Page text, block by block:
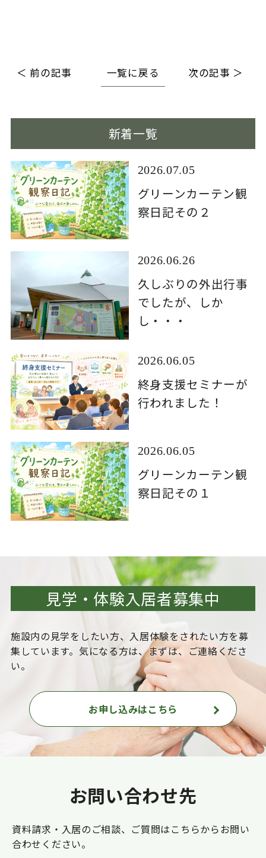
＜ 前の記事 一覧に戻る 次の記事 ＞
新着一覧
2026.07.05
グリーンカーテン観
察日記その２
2026.06.26
久しぶりの外出行事
でしたが、しか
し・・・
2026.06.05
終身支援セミナーが
行われました！
2026.06.05
グリーンカーテン観
察日記その１
見学・体験入居者募集中
施設内の見学をしたい方、入居体験をされたい方を募
集しています。気になる方は、まずは、ご連絡くださ
い。
お申し込みはこちら
お問い合わせ先
資料請求・入居のご相談、ご質問はこちらからお問い
合わせください。